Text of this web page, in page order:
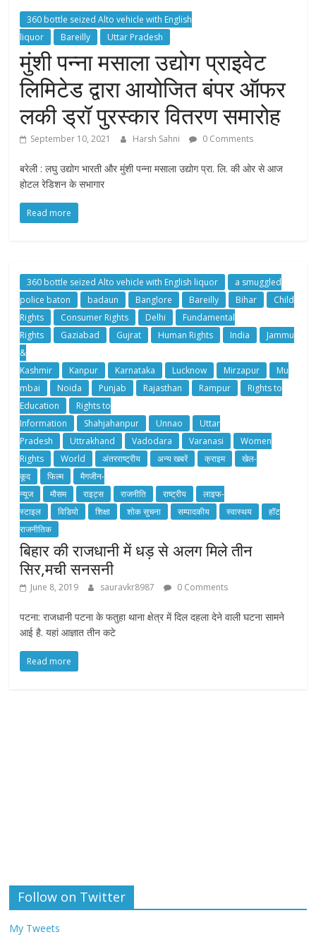
360 bottle seized Alto vehicle with English
liquor
Bareilly Uttar Pradesh
मुंशी पन्ना मसाला उद्योग प्राइवेट
लिमिटेड द्वारा आयोजित बंपर ऑफर
लकी ड्रॉ पुरस्कार वितरण समारोह
September 10, 2021 Harsh Sahni 0 Comments
बरेली : लघु उद्योग भारती और मुंशी पन्ना मसाला उद्योग प्रा. लि. की ओर से आज
होटल रेडिशन के सभागार
Read more
360 bottle seized Alto vehicle with English liquor
a smuggled
police baton
badaun Banglore Bareilly Bihar
Child
Rights
Consumer Rights Delhi
Fundamental
Rights
Gaziabad Gujrat Human Rights India
Jammu
&
Kashmir
Kanpur Karnataka Lucknow Mirzapur
Mu
mbai
Noida Punjab Rajasthan Rampur
Rights to
Education
Rights to
Information
Shahjahanpur Unnao
Uttar
Pradesh
Uttrakhand Vadodara Varanasi
Women
Rights
World अंतरराष्ट्रीय अन्य खबरें क्राइम
खेल-
कूद
फिल्म
मैगजीन-
न्यूज
मौसम राइट्स राजनीति राष्ट्रीय
लाइफ-
स्टाइल
विडियो शिक्षा शोक सुचना सम्पादकीय स्वास्थय
हॉट
राजनीतिक
बिहार की राजधानी में धड़ से अलग मिले तीन
सिर,मची सनसनी
June 8, 2019 sauravkr8987 0 Comments
पटना: राजधानी पटना के फतुहा थाना क्षेत्र में दिल दहला देने वाली घटना सामने
आई है. यहां आज्ञात तीन कटे
Read more
Follow on Twitter
My Tweets